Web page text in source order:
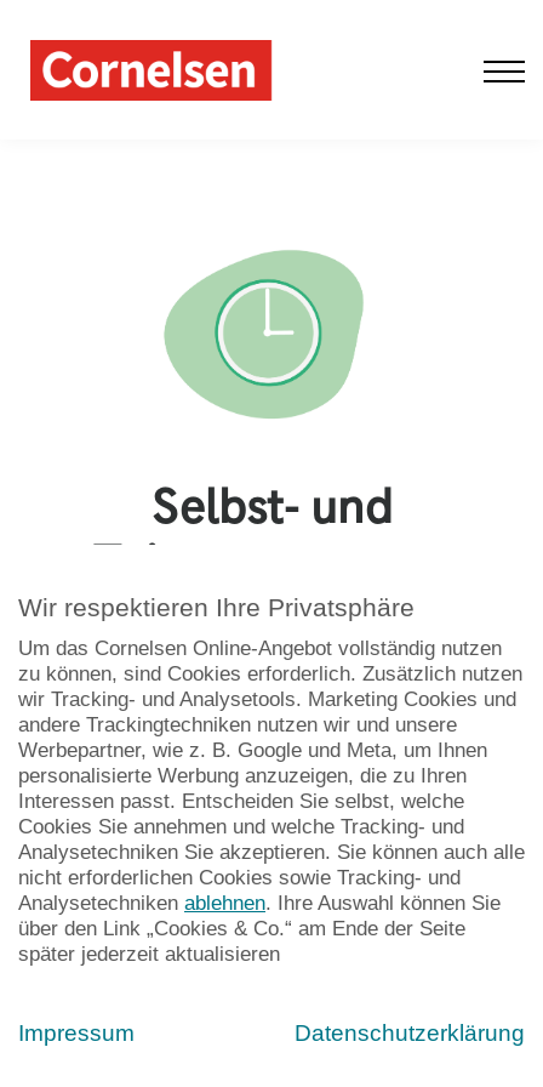
Fobi Live-Online
Aktuelles
Über uns
Selbst- und
Zeitmanagement
Mehr Zeit für's
Wesentliche
Kostenlos bestellen
Sie halten den Schlüssel zu größerer
beruflicher Zufriedenheit und Gesundheit in
Wir respektieren Ihre Privatsphäre
Um das Cornelsen Online-Angebot vollständig nutzen
zu können, sind Cookies erforderlich. Zusätzlich nutzen
wir Tracking- und Analysetools. Marketing Cookies und
andere Trackingtechniken nutzen wir und unsere
Werbepartner, wie z. B. Google und Meta, um Ihnen
personalisierte Werbung anzuzeigen, die zu Ihren
Interessen passt. Entscheiden Sie selbst, welche
Cookies Sie annehmen und welche Tracking- und
Analysetechniken Sie akzeptieren. Sie können auch alle
nicht erforderlichen Cookies sowie Tracking- und
Analysetechniken ablehnen. Ihre Auswahl können Sie
über den Link „Cookies & Co.“ am Ende der Seite
später jederzeit aktualisieren
Impressum Datenschutzerklärung